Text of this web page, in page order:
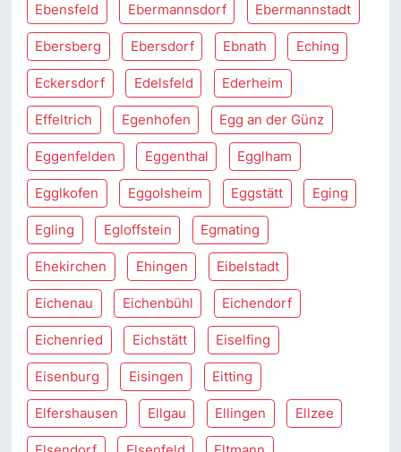
Ebensfeld Ebermannsdorf Ebermannstadt
Ebersberg Ebersdorf Ebnath Eching
Eckersdorf Edelsfeld Ederheim
Effeltrich Egenhofen Egg an der Günz
Eggenfelden Eggenthal Egglham
Egglkofen Eggolsheim Eggstätt Eging
Egling Egloffstein Egmating
Ehekirchen Ehingen Eibelstadt
Eichenau Eichenbühl Eichendorf
Eichenried Eichstätt Eiselfing
Eisenburg Eisingen Eitting
Elfershausen Ellgau Ellingen Ellzee